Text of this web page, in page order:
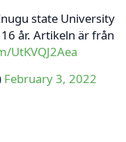
state University
år. Artikeln är från
UtKVQJ2Aea
February 3, 2022